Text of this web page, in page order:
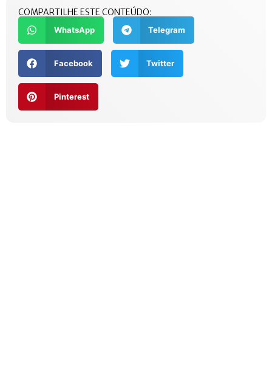
COMPARTILHE ESTE CONTEÚDO:
WhatsApp Telegram
Facebook Twitter
Pinterest